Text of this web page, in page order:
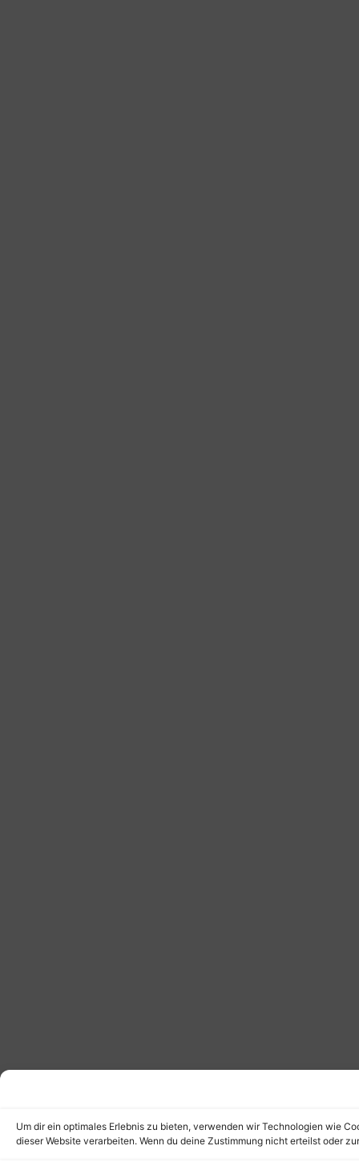
Um dir ein optimales Erlebnis zu bieten, verwenden wir Technologien wie
dieser Website verarbeiten. Wenn du deine Zustimmung nicht erteilst oder